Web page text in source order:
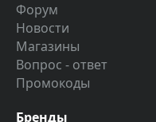
Форум
Новости
Магазины
Вопрос - ответ
Промокоды
Бренды